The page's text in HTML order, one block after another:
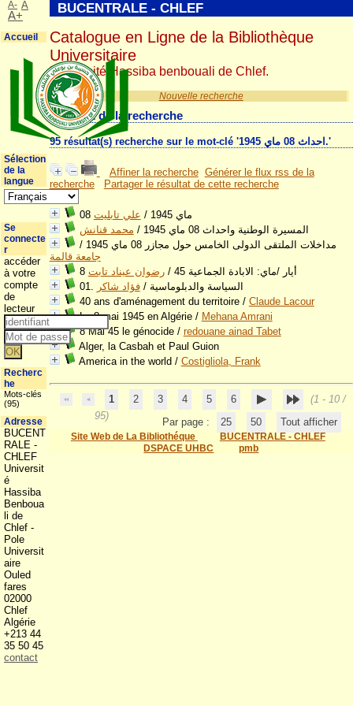
Nouvelle recherche
Résultat de la recherche
95 résultat(s) recherche sur le mot-clé 'احداث 08 ماي 1945.'
Affiner la recherche Générer le flux rss de la
recherche
Partager le résultat de cette recherche
08 ماي 1945 / علي تابليت
المسيرة الوطنية واحداث 08 ماي 1945
/ محمد قنانش
مداخلات الملتقى الدولى الخامس حول مجازر 08 ماي 1945
/
جامعة قالمة
8 أيار /ماي: الابادة الجماعية 45
/رضوان عيناد تابت
01. السياسة والدبلوماسية /فؤاد شاكر
40 ans d'aménagement du territoire/ Claude Lacour
Le 8 mai 1945 en Algérie/ Mehana Amrani
8 Mai 45 le génocide/ redouane ainad Tabet
Alger, la Casbah et Paul Guion
America in the world / Costigliola, Frank
1 2 3 4 5 6
(1 - 10 /
95)
Par page : 25 50 Tout afficher
Site Web de La Bibliothéque
BUCENTRALE - CHLEF
DSPACE UHBC
pmb
BUCENTRALE - CHLEF
Catalogue en Ligne de la Bibliothèque
Universitaire
Université Hassiba benbouali de Chlef.
A- A
A+
Accueil
Sélection
de la
langue
Se
connecte
r
accéder
à votre
compte
de
lecteur
Recherc
he
Mots-clés
(95)
Adresse
BUCENT
RALE -
CHLEF
Universit
é
Hassiba
Benboua
li de
Chlef -
Pole
Universit
aire
Ouled
fares
02000
Chlef
Algérie
+213 44
35 50 45
contact